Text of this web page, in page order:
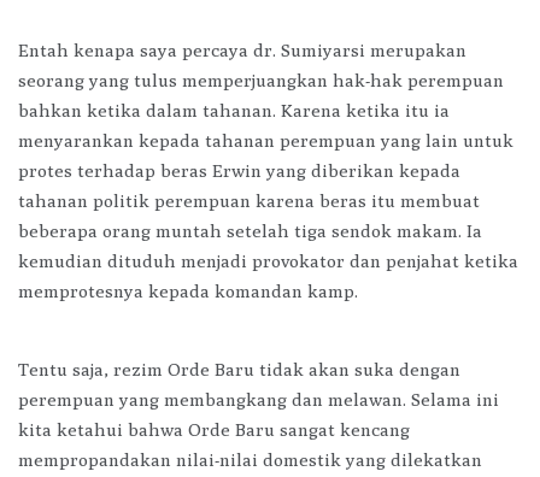
Entah kenapa saya percaya dr. Sumiyarsi merupakan
seorang yang tulus memperjuangkan hak-hak perempuan
bahkan ketika dalam tahanan. Karena ketika itu ia
menyarankan kepada tahanan perempuan yang lain untuk
protes terhadap beras Erwin yang diberikan kepada
tahanan politik perempuan karena beras itu membuat
beberapa orang muntah setelah tiga sendok makam. Ia
kemudian dituduh menjadi provokator dan penjahat ketika
memprotesnya kepada komandan kamp.
Tentu saja, rezim Orde Baru tidak akan suka dengan
perempuan yang membangkang dan melawan. Selama ini
kita ketahui bahwa Orde Baru sangat kencang
mempropandakan nilai-nilai domestik yang dilekatkan